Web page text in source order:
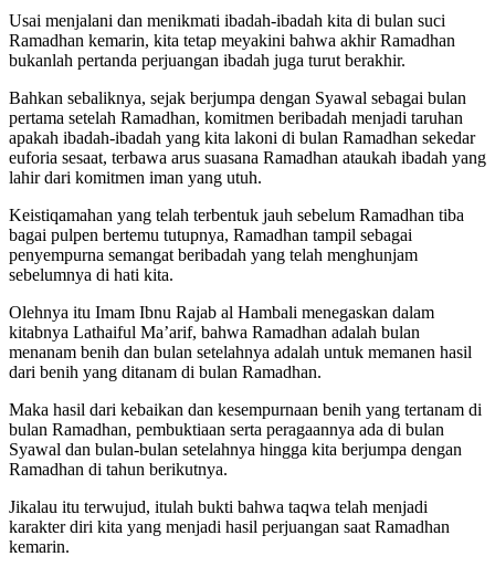
Usai menjalani dan menikmati ibadah-ibadah kita di bulan suci
Ramadhan kemarin, kita tetap meyakini bahwa akhir Ramadhan
bukanlah pertanda perjuangan ibadah juga turut berakhir.
Bahkan sebaliknya, sejak berjumpa dengan Syawal sebagai bulan
pertama setelah Ramadhan, komitmen beribadah menjadi taruhan
apakah ibadah-ibadah yang kita lakoni di bulan Ramadhan sekedar
euforia sesaat, terbawa arus suasana Ramadhan ataukah ibadah yang
lahir dari komitmen iman yang utuh.
Keistiqamahan yang telah terbentuk jauh sebelum Ramadhan tiba
bagai pulpen bertemu tutupnya, Ramadhan tampil sebagai
penyempurna semangat beribadah yang telah menghunjam
sebelumnya di hati kita.
Olehnya itu Imam Ibnu Rajab al Hambali menegaskan dalam
kitabnya Lathaiful Ma’arif, bahwa Ramadhan adalah bulan
menanam benih dan bulan setelahnya adalah untuk memanen hasil
dari benih yang ditanam di bulan Ramadhan.
Maka hasil dari kebaikan dan kesempurnaan benih yang tertanam di
bulan Ramadhan, pembuktiaan serta peragaannya ada di bulan
Syawal dan bulan-bulan setelahnya hingga kita berjumpa dengan
Ramadhan di tahun berikutnya.
Jikalau itu terwujud, itulah bukti bahwa taqwa telah menjadi
karakter diri kita yang menjadi hasil perjuangan saat Ramadhan
kemarin.